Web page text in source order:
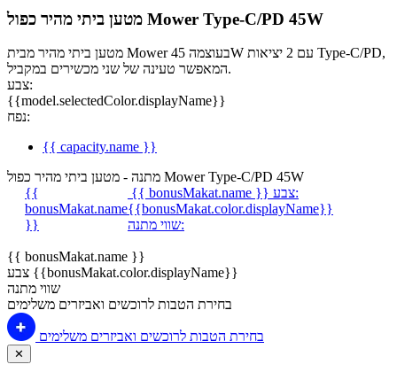
מטען ביתי מהיר כפול Mower Type-C/PD 45W
מטען ביתי מהיר מבית Mower בעוצמה 45W עם 2 יציאות Type-C/PD,
המאפשר טעינה של שני מכשירים במקביל.
צבע:
{{model.selectedColor.displayName}}
נפח:
{{ capacity.name }}
מתנה - מטען ביתי מהיר כפול Mower Type-C/PD 45W
{{
bonusMakat.name
}}
{{ bonusMakat.name }}
צבע:
{{bonusMakat.color.displayName}}
שווי מתנה:
{{ bonusMakat.name }}
צבע {{bonusMakat.color.displayName}}
שווי מתנה
בחירת הטבות לרוכשים ואביזרים משלימים
בחירת הטבות לרוכשים ואביזרים משלימים
✕